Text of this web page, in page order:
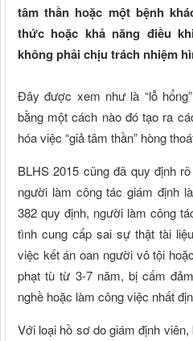
tâm thần hoặc một bệnh
thức hoặc khả năng điều
không phải chịu trách nhiệm
Đây được xem như là “lỗ
bằng một cách nào đó tạo ra
hóa việc “giả tâm thần” hòng
BLHS 2015 cũng đã quy định
người làm công tác giám định
382 quy định, người làm công
tình cung cấp sai sự thật tài
việc kết án oan người vô tội
phạt tù từ 3-7 năm, bị cấm
nghề hoặc làm công việc nhất
Với loại hồ sơ do giám định